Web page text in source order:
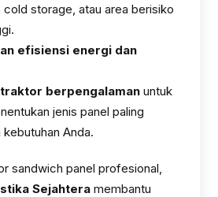
cold storage, atau area berisiko
efisiensi energi dan
berpengalaman untuk
jenis panel paling
Anda.
sandwich panel profesional,
Sejahtera membantu